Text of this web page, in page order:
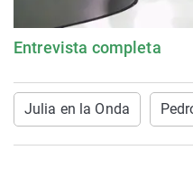
Entrevista completa
Julia en la Onda